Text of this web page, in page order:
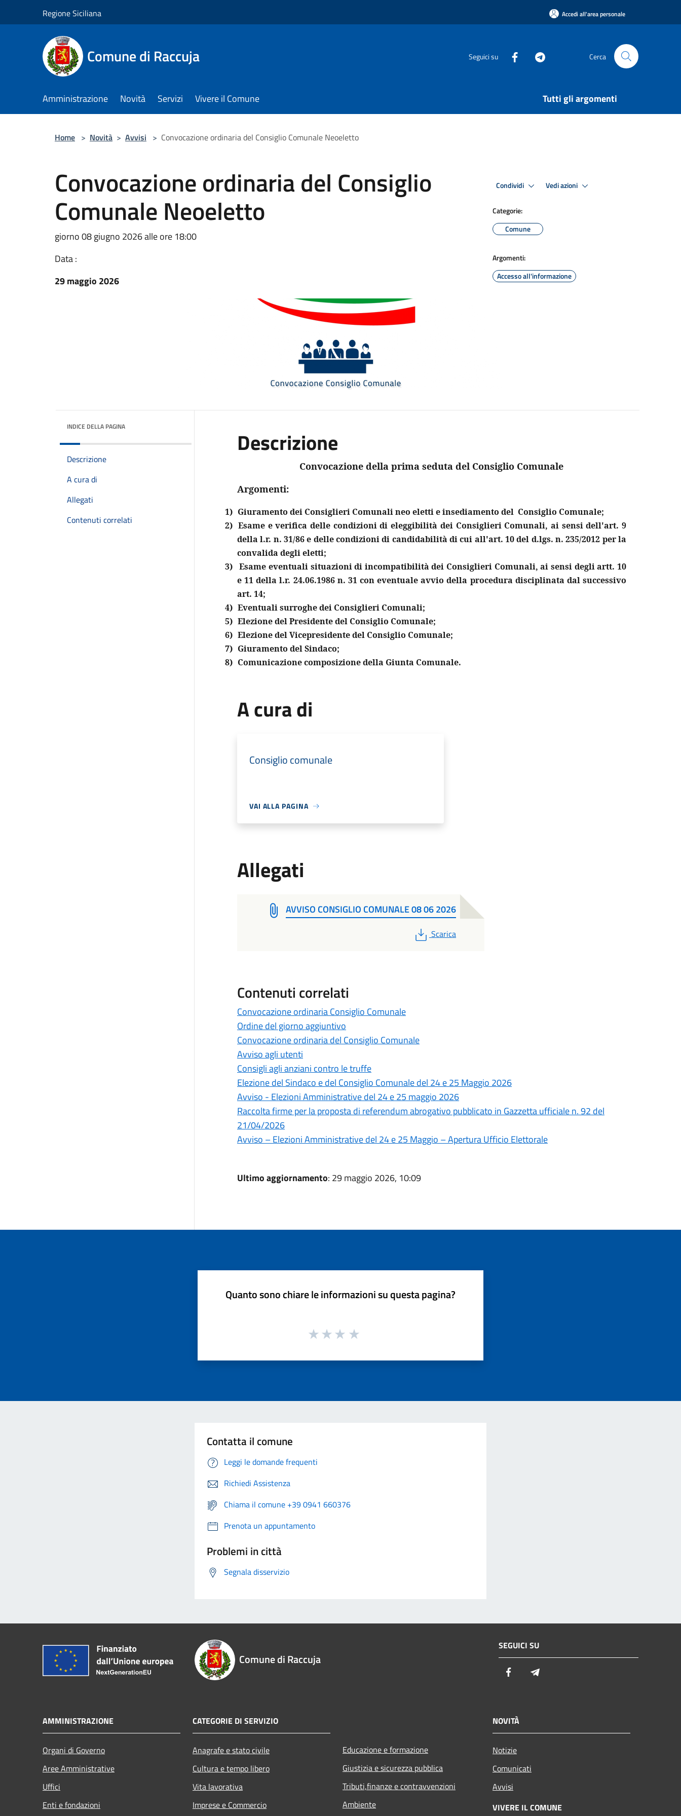
Regione Siciliana Accedi all'area personale
Comune di Raccuja Seguici su Cerca
Amministrazione Novità Servizi Vivere il Comune Tutti gli argomenti
Home > Novità > Avvisi > Convocazione ordinaria del Consiglio Comunale Neoeletto
Convocazione ordinaria del Consiglio
Comunale Neoeletto
giorno 08 giugno 2026 alle ore 18:00
Data :
29 maggio 2026
Condividi Vedi azioni
Categorie:
Comune
Argomenti:
Accesso all'informazione
INDICE DELLA PAGINA
Descrizione
A cura di
Allegati
Contenuti correlati
Descrizione
Convocazione della prima seduta del Consiglio Comunale
Argomenti:
1) Giuramento dei Consiglieri Comunali neo eletti e insediamento del Consiglio Comunale;
2) Esame e verifica delle condizioni di eleggibilità dei Consiglieri Comunali, ai sensi dell'art. 9
della l.r. n. 31/86 e delle condizioni di candidabilità di cui all'art. 10 del d.lgs. n. 235/2012 per la
convalida degli eletti;
3)
Esame eventuali situazioni di incompatibilità dei Consiglieri Comunali, ai sensi degli artt. 10
e 11 della l.r. 24.06.1986 n. 31 con eventuale avvio della procedura disciplinata dal successivo
art. 14;
4) Eventuali surroghe dei Consiglieri Comunali;
5) Elezione del Presidente del Consiglio Comunale;
6) Elezione del Vicepresidente del Consiglio Comunale;
7) Giuramento del Sindaco;
8) Comunicazione composizione della Giunta Comunale.
A cura di
Consiglio comunale
VAI ALLA PAGINA
Allegati
AVVISO CONSIGLIO COMUNALE 08 06 2026
PDF
Scarica
Contenuti correlati
Convocazione ordinaria Consiglio Comunale
Ordine del giorno aggiuntivo
Convocazione ordinaria del Consiglio Comunale
Avviso agli utenti
Consigli agli anziani contro le truffe
Elezione del Sindaco e del Consiglio Comunale del 24 e 25 Maggio 2026
Avviso - Elezioni Amministrative del 24 e 25 maggio 2026
Raccolta firme per la proposta di referendum abrogativo pubblicato in Gazzetta ufficiale n. 92 del
21/04/2026
Avviso – Elezioni Amministrative del 24 e 25 Maggio – Apertura Ufficio Elettorale
Ultimo aggiornamento: 29 maggio 2026, 10:09
Quanto sono chiare le informazioni su questa pagina?
Contatta il comune
Leggi le domande frequenti
Richiedi Assistenza
Chiama il comune +39 0941 660376
Prenota un appuntamento
Problemi in città
Segnala disservizio
Comune di Raccuja
SEGUICI SU
Facebook
AMMINISTRAZIONE
Organi di Governo
Aree Amministrative
Uffici
Enti e fondazioni
CATEGORIE DI SERVIZIO
Anagrafe e stato civile
Cultura e tempo libero
Vita lavorativa
Imprese e Commercio
Educazione e formazione
Giustizia e sicurezza pubblica
Tributi,finanze e contravvenzioni
Ambiente
NOVITÀ
Notizie
Comunicati
Avvisi
VIVERE IL COMUNE